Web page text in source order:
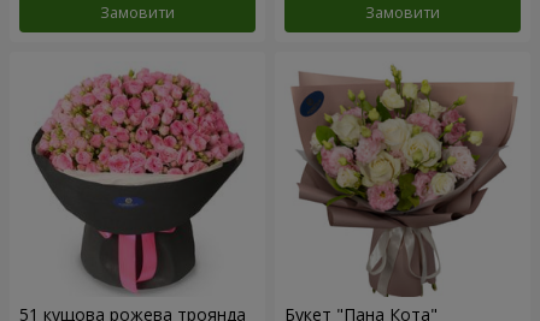
Замовити Замовити
51 кущова рожева троянда Букет "Пана Кота"